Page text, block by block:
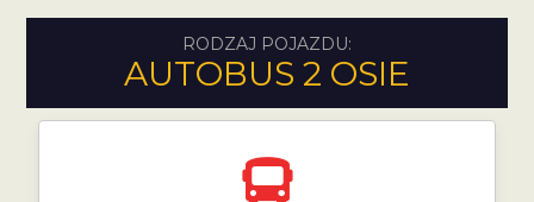
RODZAJ POJAZDU:
AUTOBUS 2 OSIE